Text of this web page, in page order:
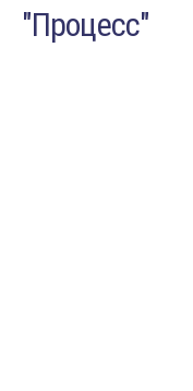
"Процесс"